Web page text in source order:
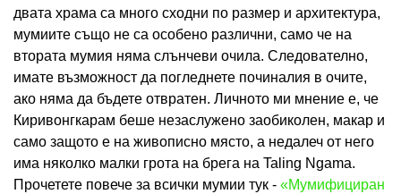
двата храма са много сходни по размер и архитектура,
мумиите също не са особено различни, само че на
втората мумия няма слънчеви очила. Следователно,
имате възможност да погледнете починалия в очите,
ако няма да бъдете отвратен. Личното ми мнение е, че
Киривонгкарам беше незаслужено заобиколен, макар и
само защото е на живописно място, а недалеч от него
има няколко малки грота на брега на Taling Ngama.
Прочетете повече за всички мумии тук - «Мумифициран